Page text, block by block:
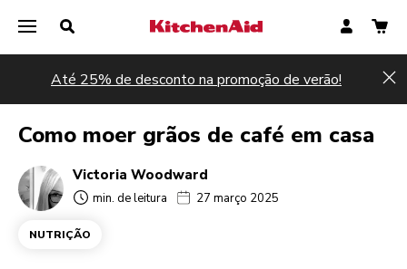
Até 25% de desconto na promoção de verão!
Como moer grãos de café em casa
Victoria Woodward
min. de leitura 27 março 2025
NUTRIÇÃO